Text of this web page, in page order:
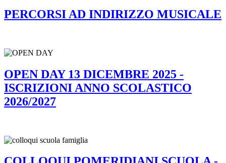
PERCORSI AD INDIRIZZO MUSICALE
OPEN DAY 13 DICEMBRE 2025 -
ISCRIZIONI ANNO SCOLASTICO
2026/2027